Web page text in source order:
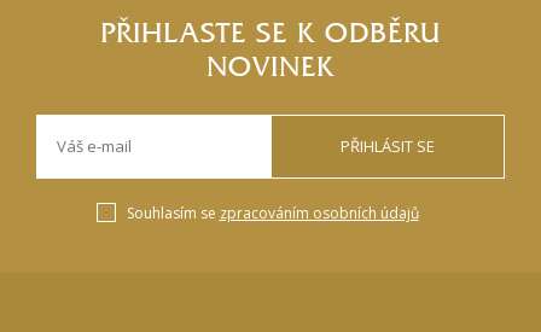
PŘIHLASTE SE K ODBĚRU
NOVINEK
PŘIHLÁSIT SE
Souhlasím se zpracováním osobních údajů